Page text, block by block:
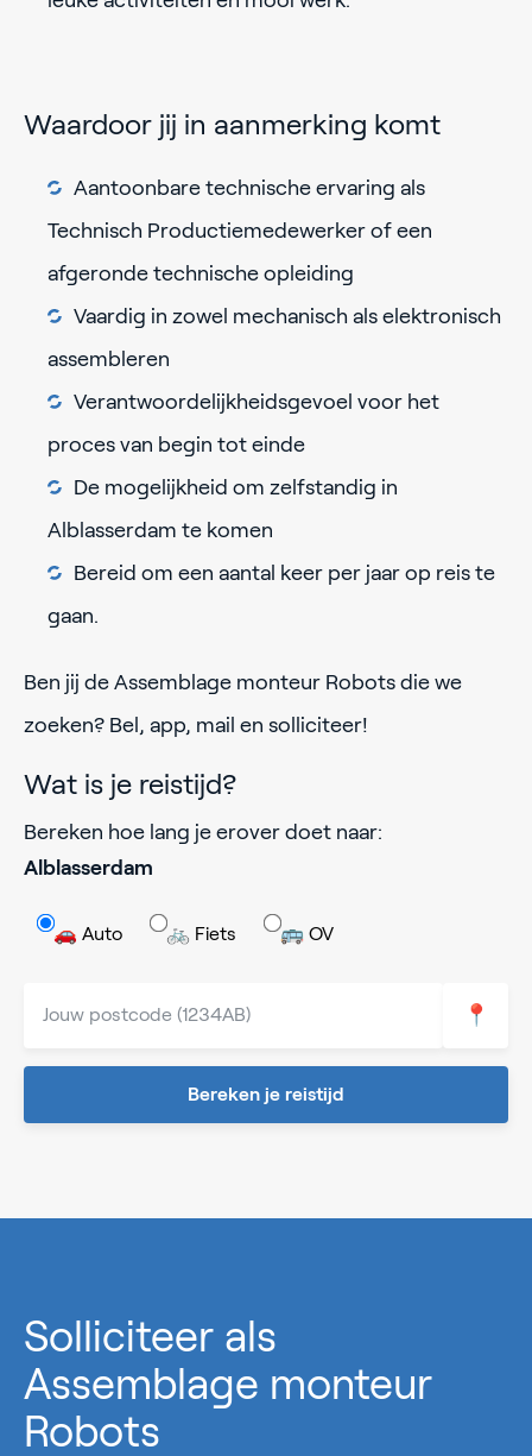
Waardoor jij in aanmerking komt
Aantoonbare technische ervaring als
Technisch Productiemedewerker of een
afgeronde technische opleiding
Vaardig in zowel mechanisch als elektronisch
assembleren
Verantwoordelijkheidsgevoel voor het
proces van begin tot einde
De mogelijkheid om zelfstandig in
Alblasserdam te komen
Bereid om een aantal keer per jaar op reis te
gaan.
Ben jij de Assemblage monteur Robots die we
zoeken? Bel, app, mail en solliciteer!
Wat is je reistijd?
Bereken hoe lang je erover doet naar:
Alblasserdam
🚗 Auto 🚲 Fiets 🚌 OV
📍
Bereken je reistijd
Solliciteer als
Assemblage monteur
Robots